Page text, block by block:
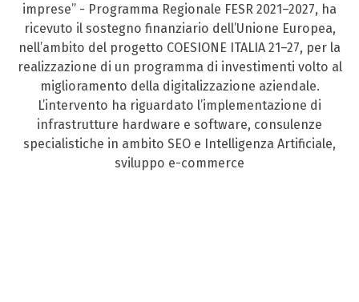
imprese” - Programma Regionale FESR 2021–2027, ha
ricevuto il sostegno finanziario dell’Unione Europea,
nell’ambito del progetto COESIONE ITALIA 21–27, per la
realizzazione di un programma di investimenti volto al
miglioramento della digitalizzazione aziendale.
L’intervento ha riguardato l’implementazione di
infrastrutture hardware e software, consulenze
specialistiche in ambito SEO e Intelligenza Artificiale,
sviluppo e-commerce